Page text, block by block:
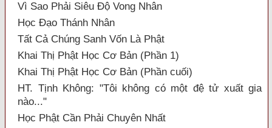
Vì Sao Phải Siêu Độ Vong Nhân
Học Đạo Thánh Nhân
Tất Cả Chúng Sanh Vốn Là Phật
Khai Thị Phật Học Cơ Bản (Phần 1)
Khai Thị Phật Học Cơ Bản (Phần cuối)
HT. Tịnh Không: "Tôi không có một đệ tử xuất gia
nào..."
Học Phật Cần Phải Chuyên Nhất